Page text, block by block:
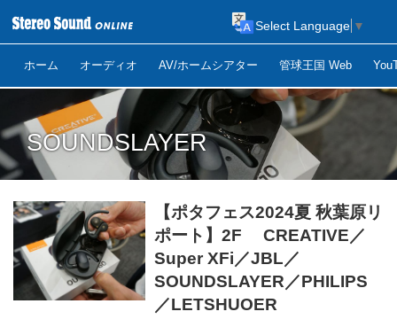
ホーム オーディオ AV/ホームシアター 管球王国 Web
Select Language ▼
SOUNDSLAYER
【ポタフェス2024夏 秋葉原リ
ポート】2F CREATIVE／
Super XFi／JBL／
SOUNDSLAYER／PHILIPS
／LETSHUOER